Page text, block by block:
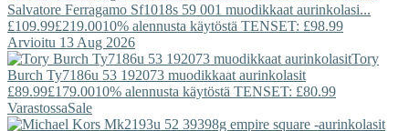
Salvatore Ferragamo Sf1018s 59 001 muodikkaat aurinkolasi...
£109.99£219.0010% alennusta käytöstä TENSET: £98.99
Arvioitu 13 Aug 2026
Tory
Burch Ty7186u 53 192073 muodikkaat aurinkolasit
£89.99£179.0010% alennusta käytöstä TENSET: £80.99
VarastossaSale